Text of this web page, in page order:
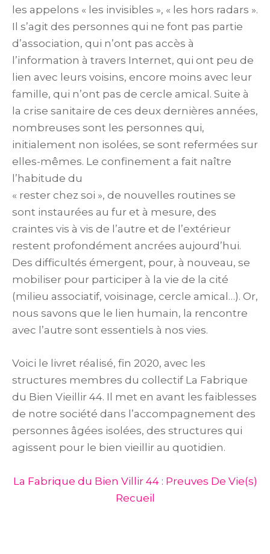
les appelons « les invisibles », « les hors radars ».
Il s’agit des personnes qui ne font pas partie
d’association, qui n’ont pas accès à
l’information à travers Internet, qui ont peu de
lien avec leurs voisins, encore moins avec leur
famille, qui n’ont pas de cercle amical. Suite à
la crise sanitaire de ces deux dernières années,
nombreuses sont les personnes qui,
initialement non isolées, se sont refermées sur
elles-mêmes. Le confinement a fait naître
l’habitude du
« rester chez soi », de nouvelles routines se
sont instaurées au fur et à mesure, des
craintes vis à vis de l’autre et de l’extérieur
restent profondément ancrées aujourd’hui.
Des difficultés émergent, pour, à nouveau, se
mobiliser pour participer à la vie de la cité
(milieu associatif, voisinage, cercle amical…). Or,
nous savons que le lien humain, la rencontre
avec l’autre sont essentiels à nos vies.
Voici le livret réalisé, fin 2020, avec les
structures membres du collectif La Fabrique
du Bien Vieillir 44. Il met en avant les faiblesses
de notre société dans l’accompagnement des
personnes âgées isolées, des structures qui
agissent pour le bien vieillir au quotidien.
La Fabrique du Bien Villir 44 : Preuves De Vie(s)
Recueil